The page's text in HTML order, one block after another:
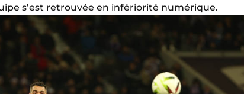
s’est retrouvée en infériorité numérique.